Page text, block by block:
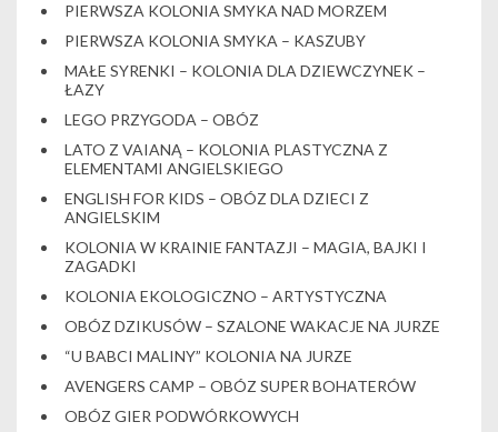
PIERWSZA KOLONIA SMYKA NAD MORZEM
PIERWSZA KOLONIA SMYKA – KASZUBY
MAŁE SYRENKI – KOLONIA DLA DZIEWCZYNEK –
ŁAZY
LEGO PRZYGODA – OBÓZ
LATO Z VAIANĄ – KOLONIA PLASTYCZNA Z
ELEMENTAMI ANGIELSKIEGO
ENGLISH FOR KIDS – OBÓZ DLA DZIECI Z
ANGIELSKIM
KOLONIA W KRAINIE FANTAZJI – MAGIA, BAJKI I
ZAGADKI
KOLONIA EKOLOGICZNO – ARTYSTYCZNA
OBÓZ DZIKUSÓW – SZALONE WAKACJE NA JURZE
“U BABCI MALINY” KOLONIA NA JURZE
AVENGERS CAMP – OBÓZ SUPER BOHATERÓW
OBÓZ GIER PODWÓRKOWYCH